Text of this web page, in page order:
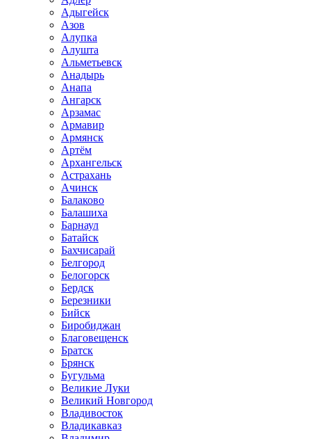
Адыгейск
Азов
Алупка
Алушта
Альметьевск
Анадырь
Анапа
Ангарск
Арзамас
Армавир
Армянск
Артём
Архангельск
Астрахань
Ачинск
Балаково
Балашиха
Барнаул
Батайск
Бахчисарай
Белгород
Белогорск
Бердск
Березники
Бийск
Биробиджан
Благовещенск
Братск
Брянск
Бугульма
Великие Луки
Великий Новгород
Владивосток
Владикавказ